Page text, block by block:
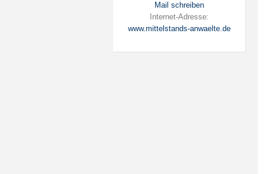
Mail schreiben
Internet-Adresse:
www.mittelstands-anwaelte.de